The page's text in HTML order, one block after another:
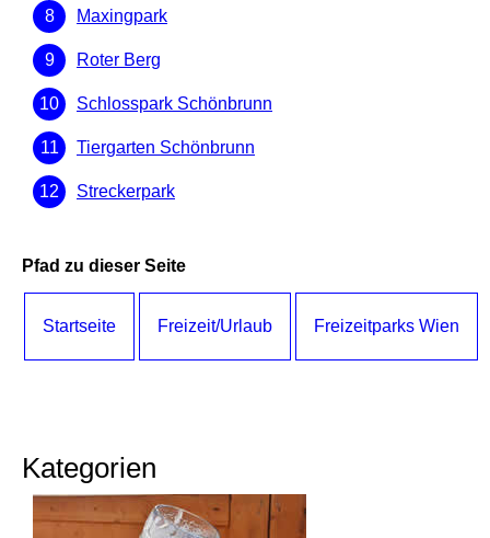
Maxingpark
Roter Berg
Schlosspark Schönbrunn
Tiergarten Schönbrunn
Streckerpark
Pfad zu dieser Seite
Startseite Freizeit/Urlaub Freizeitparks Wien
Kategorien